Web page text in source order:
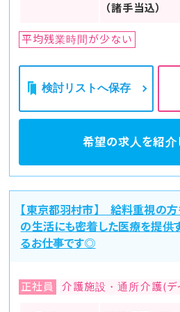
（諸手当込）
平均残業時間が少ない
検討リストへ保存
希望の求人を紹介
【東京都羽村市】 給料重視の方
の生活にも密着した医療を提供
るお仕事です◎
正社員 介護施設・通所介護(デ